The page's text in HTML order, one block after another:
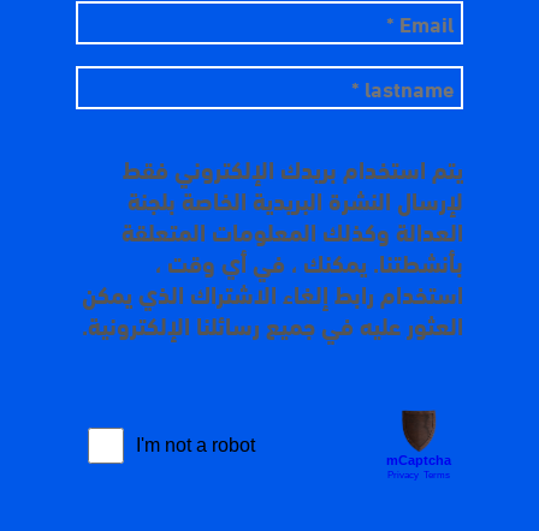
يتم استخدام بريدك الإلكتروني فقط
لإرسال النشرة البريدية الخاصة بلجنة
العدالة وكذلك المعلومات المتعلقة
بأنشطتنا. يمكنك ، في أي وقت ،
استخدام رابط إلغاء الاشتراك الذي يمكن
العثور عليه في جميع رسائلنا الإلكترونية.